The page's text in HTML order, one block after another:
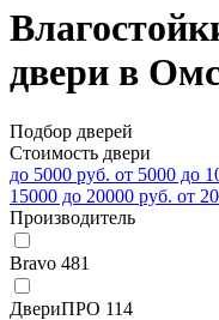
двери в
Подбор дверей
Стоимость двери
до 5000 руб. от 5000 до
15000 до 20000 руб. от
Производитель
Bravo 481
ДвериПРО 114